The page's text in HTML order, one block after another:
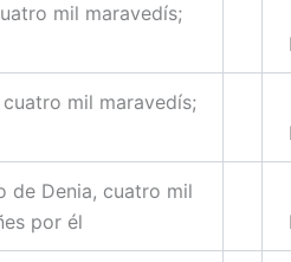
mil maravedís;
mil maravedís;
de Denia, cuatro mil
por él